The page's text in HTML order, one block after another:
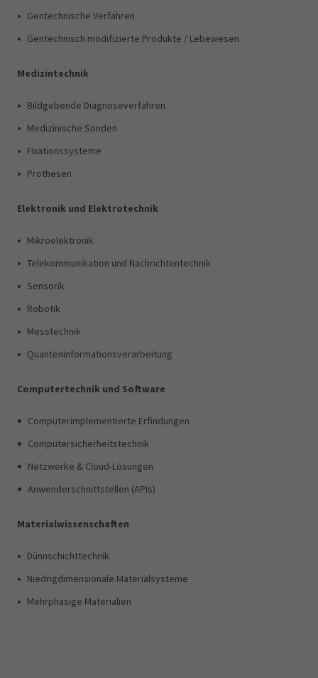
• Gentechnische Verfahren
• Gentechnisch modifizierte Produkte / Lebewesen
Medizintechnik
• Bildgebende Diagnoseverfahren
• Medizinische Sonden
• Fixationssysteme
• Prothesen
Elektronik und Elektrotechnik
• Mikroelektronik
• Telekommunikation und Nachrichtentechnik
• Sensorik
• Robotik
• Messtechnik
• Quanteninformationsverarbeitung
Computertechnik und Software
• Computerimplementierte Erfindungen
• Computersicherheitstechnik
• Netzwerke & Cloud-Lösungen
• Anwenderschnittstellen (APIs)
Materialwissenschaften
• Dünnschichttechnik
• Niedrigdimensionale Materialsysteme
• Mehrphasige Materialien